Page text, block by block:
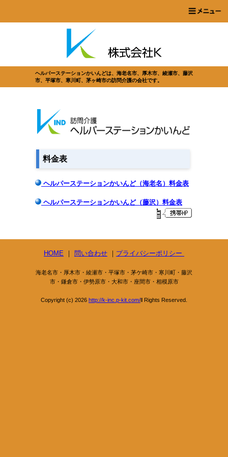
ヘルパーステーションかいんどは、海老名市、厚木市、綾瀬市、藤沢
市、平塚市、寒川町、茅ヶ崎市の訪問介護の会社です。
料金表
ヘルパーステーションかいんど（海老名）料金表
ヘルパーステーションかいんど（藤沢）料金表
HOME ｜ 問い合わせ ｜ プライバシーポリシー
海老名市・厚木市・綾瀬市・平塚市・茅ケ崎市・寒川町・藤沢
市・鎌倉市・伊勢原市・大和市・座間市・相模原市
Copyright (c) 2026 http://k-inc.p-kit.com/ll Rights Reserved.